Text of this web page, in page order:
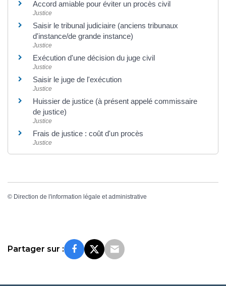
Accord amiable pour éviter un procès civil
Justice
Saisir le tribunal judiciaire (anciens tribunaux
d'instance/de grande instance)
Justice
Exécution d'une décision du juge civil
Justice
Saisir le juge de l'exécution
Justice
Huissier de justice (à présent appelé commissaire
de justice)
Justice
Frais de justice : coût d'un procès
Justice
© Direction de l'information légale et administrative
Partager sur :